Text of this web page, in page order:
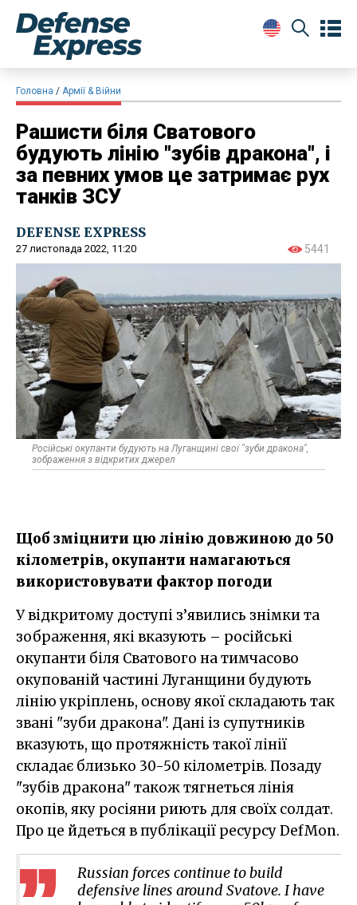
Головна Армії & Війни
Рашисти біля Сватового
будують лінію "зубів дракона", і
за певних умов це затримає рух
танків ЗСУ
DEFENSE EXPRESS
27 листопада 2022, 11:20 5441
Російські окупанти будують на Луганщині свої "зуби дракона",
зображення з відкритих джерел
Щоб зміцнити цю лінію довжиною до 50
кілометрів, окупанти намагаються
використовувати фактор погоди
У відкритому доступі з’явились знімки та
зображення, які вказують – російські
окупанти біля Сватового на тимчасово
окупованій частині Луганщини будують
лінію укріплень, основу якої складають так
звані "зуби дракона". Дані із супутників
вказують, що протяжність такої лінії
складає близько 30-50 кілометрів. Позаду
"зубів дракона" також тягнеться лінія
окопів, яку росіяни риють для своїх солдат.
Про це йдеться в публікації ресурсу DefMon.
Russian forces continue to build
defensive lines around Svatove. I have